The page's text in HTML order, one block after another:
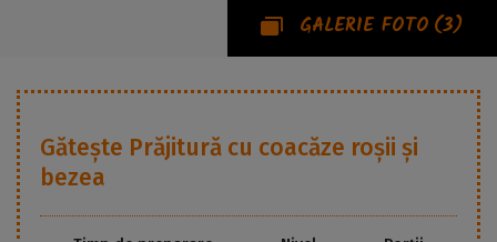
GALERIE FOTO (3)
Gătește Prăjitură cu coacăze roșii și
bezea